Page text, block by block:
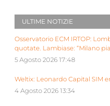
ULTIME NOTIZIE
Osservatorio ECM IRTOP:
quotate. Lambiase: “Milano
5 Agosto 2026 17:48
Weltix: Leonardo Capital SIM
4 Agosto 2026 13:34